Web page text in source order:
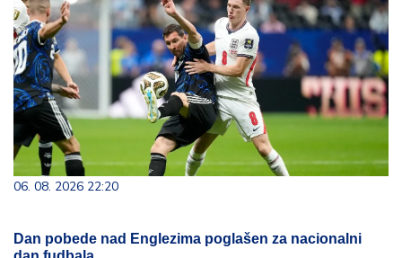
06. 08. 2026 22:20
Dan pobede nad Englezima poglašen za nacionalni